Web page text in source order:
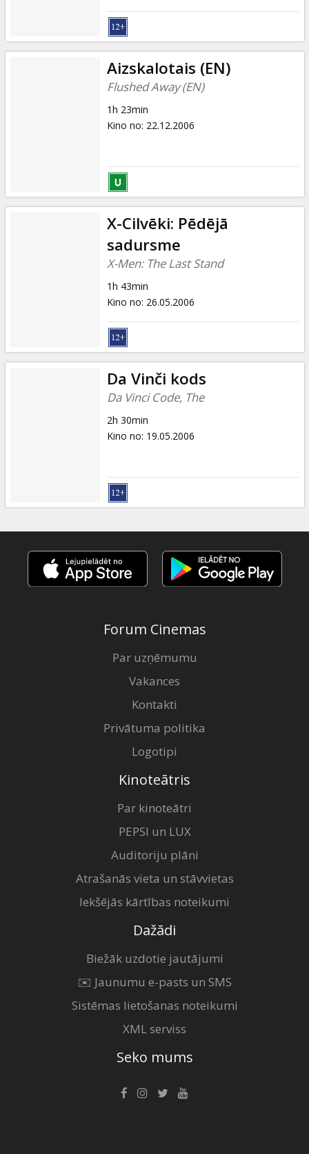
Aizskalotais (EN)
Flushed Away (EN)
1h 23min
Kino no: 22.12.2006
X-Cilvēki: Pēdējā
sadursme
X-Men: The Last Stand
1h 43min
Kino no: 26.05.2006
Da Vinči kods
Da Vinci Code, The
2h 30min
Kino no: 19.05.2006
Forum Cinemas
Par uzņēmumu
Vakances
Kontakti
Privātuma politika
Logotipi
Kinoteātris
Par kinoteātri
PEPSI un LUX
Auditoriju plāni
Atrašanās vieta un stāvvietas
Iekšējās kārtības noteikumi
Dažādi
Biežāk uzdotie jautājumi
✉️ Jaunumu e-pasts un SMS
Sistēmas lietošanas noteikumi
XML serviss
Seko mums